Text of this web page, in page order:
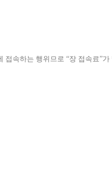
속하는 행위므로 “장 접속료